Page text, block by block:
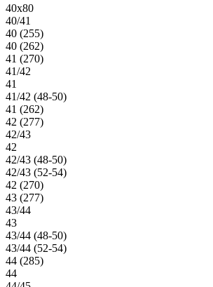
40х80
40/41
40 (255)
40 (262)
41 (270)
41/42
41
41/42 (48-50)
41 (262)
42 (277)
42/43
42
42/43 (48-50)
42/43 (52-54)
42 (270)
43 (277)
43/44
43
43/44 (48-50)
43/44 (52-54)
44 (285)
44